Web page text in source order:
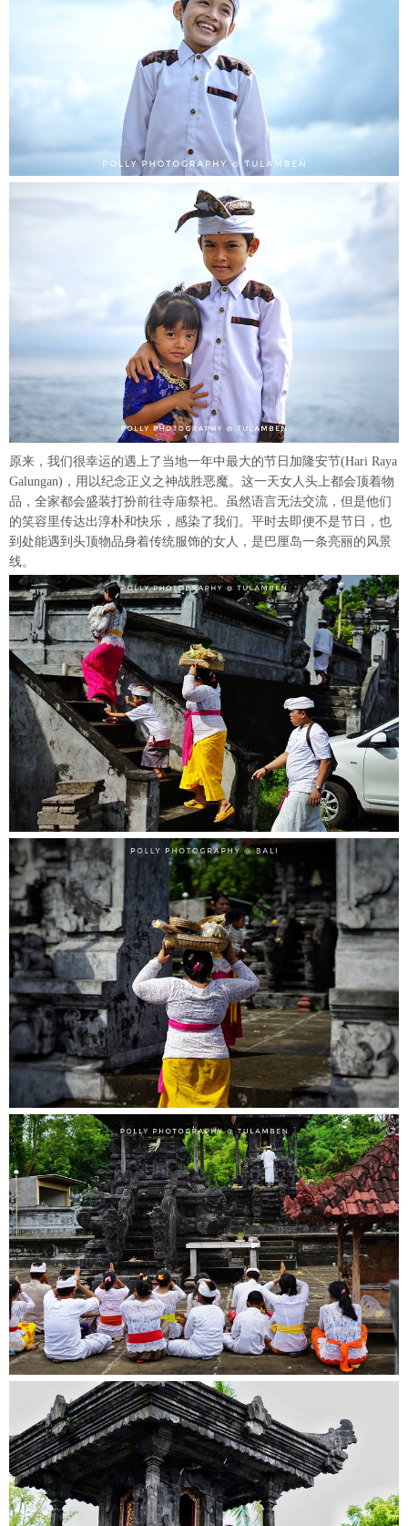
原来，我们很幸运的遇上了当地一年中最大的节日加隆安节(Hari Raya
Galungan)，用以纪念正义之神战胜恶魔。这一天女人头上都会顶着物
品，全家都会盛装打扮前往寺庙祭祀。虽然语言无法交流，但是他们
的笑容里传达出淳朴和快乐，感染了我们。平时去即便不是节日，也
到处能遇到头顶物品身着传统服饰的女人，是巴厘岛一条亮丽的风景
线。